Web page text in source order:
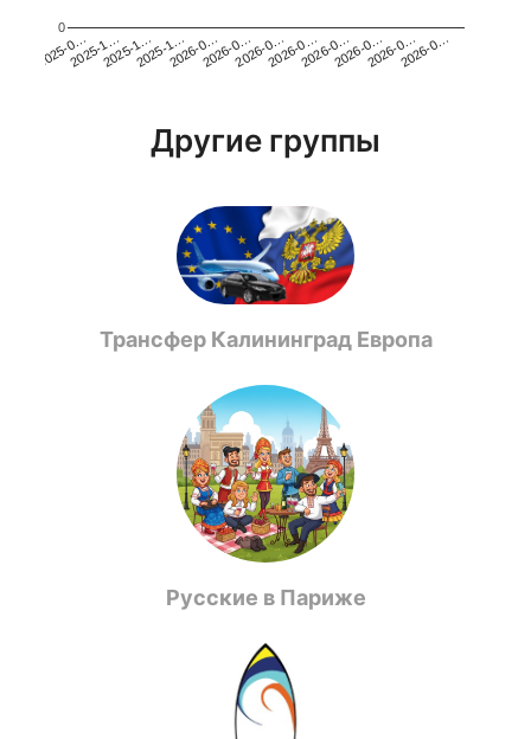
2025-0…2025-1…2025-1…2025-1…2026-0…2026-0…2026-0…2026-0…2026-0…2026-0…2026-0…2026-0…
0
Другие группы
Трансфер Калининград Европа
Русские в Париже